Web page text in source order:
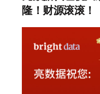
隆！财源滚滚！